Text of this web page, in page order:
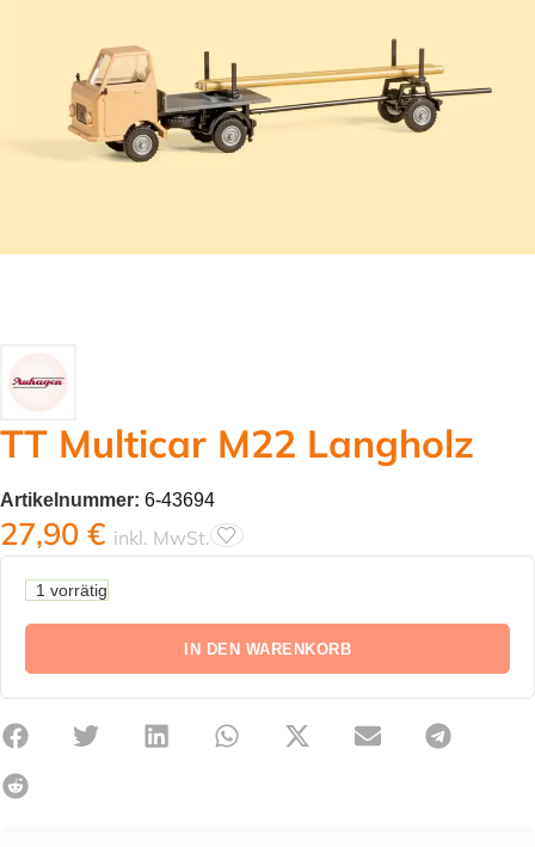
TT Multicar M22 Langholz
Artikelnummer: 6-43694
27,90 € inkl. MwSt.
1 vorrätig
IN DEN WARENKORB